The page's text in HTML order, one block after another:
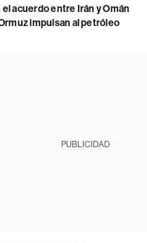
acuerdo entre Irán y Omán
impulsan al petróleo
PUBLICIDAD